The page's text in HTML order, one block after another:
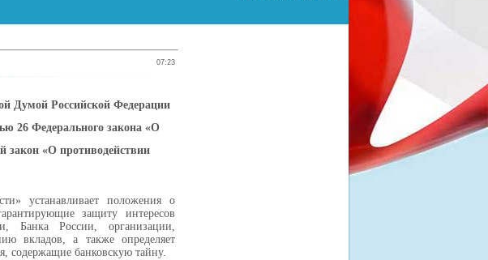
07:23
Думой Российской Федерации
26 Федерального закона «О
закон «О противодействии
устанавливает положения о
защиту интересов
Банка России, организации,
вкладов, а также определяет
содержащие банковскую тайну.